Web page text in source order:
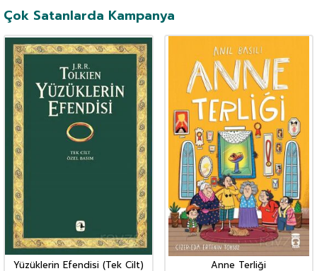
Çok Satanlarda Kampanya
Yüzüklerin Efendisi (Tek Cilt)
Anne Terliği